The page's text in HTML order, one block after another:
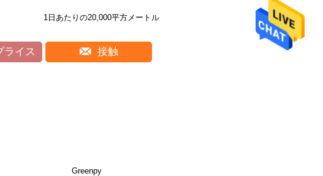
1日あたりの20,000平方メートル
ライス 接触
Greenpy